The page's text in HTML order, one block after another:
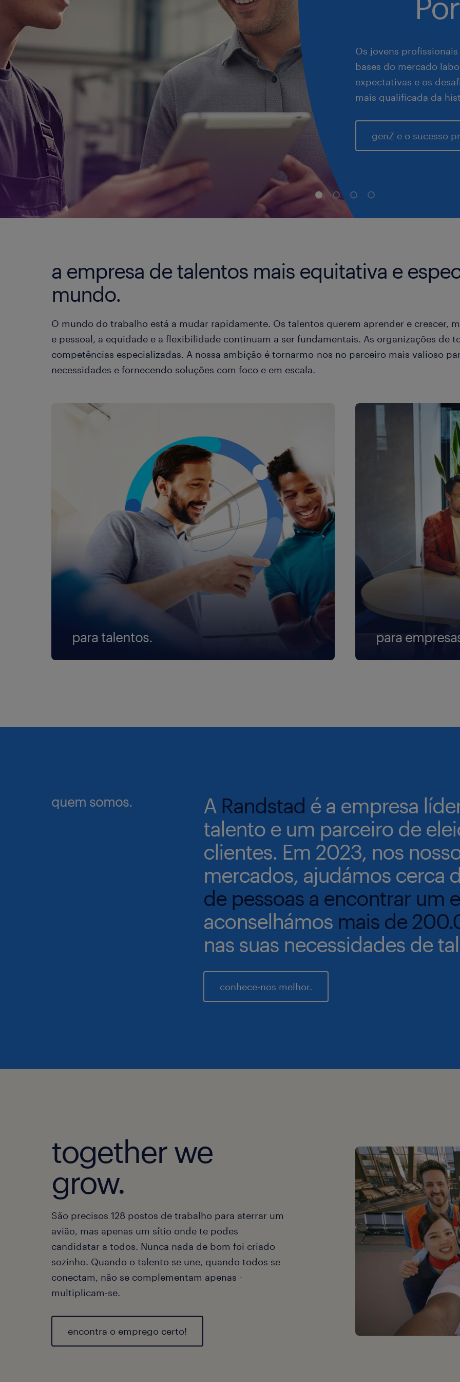
Os jovens
bases do mercado
expectativas e os
mais qualificada da
a empresa de talentos mais equitativa e
mundo.
O mundo do trabalho está a mudar rapidamente. Os talentos querem aprender e crescer,
e pessoal, a equidade e a flexibilidade continuam a ser fundamentais. As organizações de
competências especializadas. A nossa ambição é tornarmo-nos no parceiro mais valioso
necessidades e fornecendo soluções com foco e em escala.
para talentos. para
quem somos. A Randstad é a empresa
talento e um parceiro de
clientes. Em 2023, nos
mercados, ajudámos cerca
de pessoas a encontrar um
aconselhámos mais de
nas suas necessidades de
conhece-nos melhor.
together we
grow.
São precisos 128 postos de trabalho para aterrar um
avião, mas apenas um sítio onde te podes
candidatar a todos. Nunca nada de bom foi criado
sozinho. Quando o talento se une, quando todos se
conectam, não se complementam apenas -
multiplicam-se.
encontra o emprego certo!